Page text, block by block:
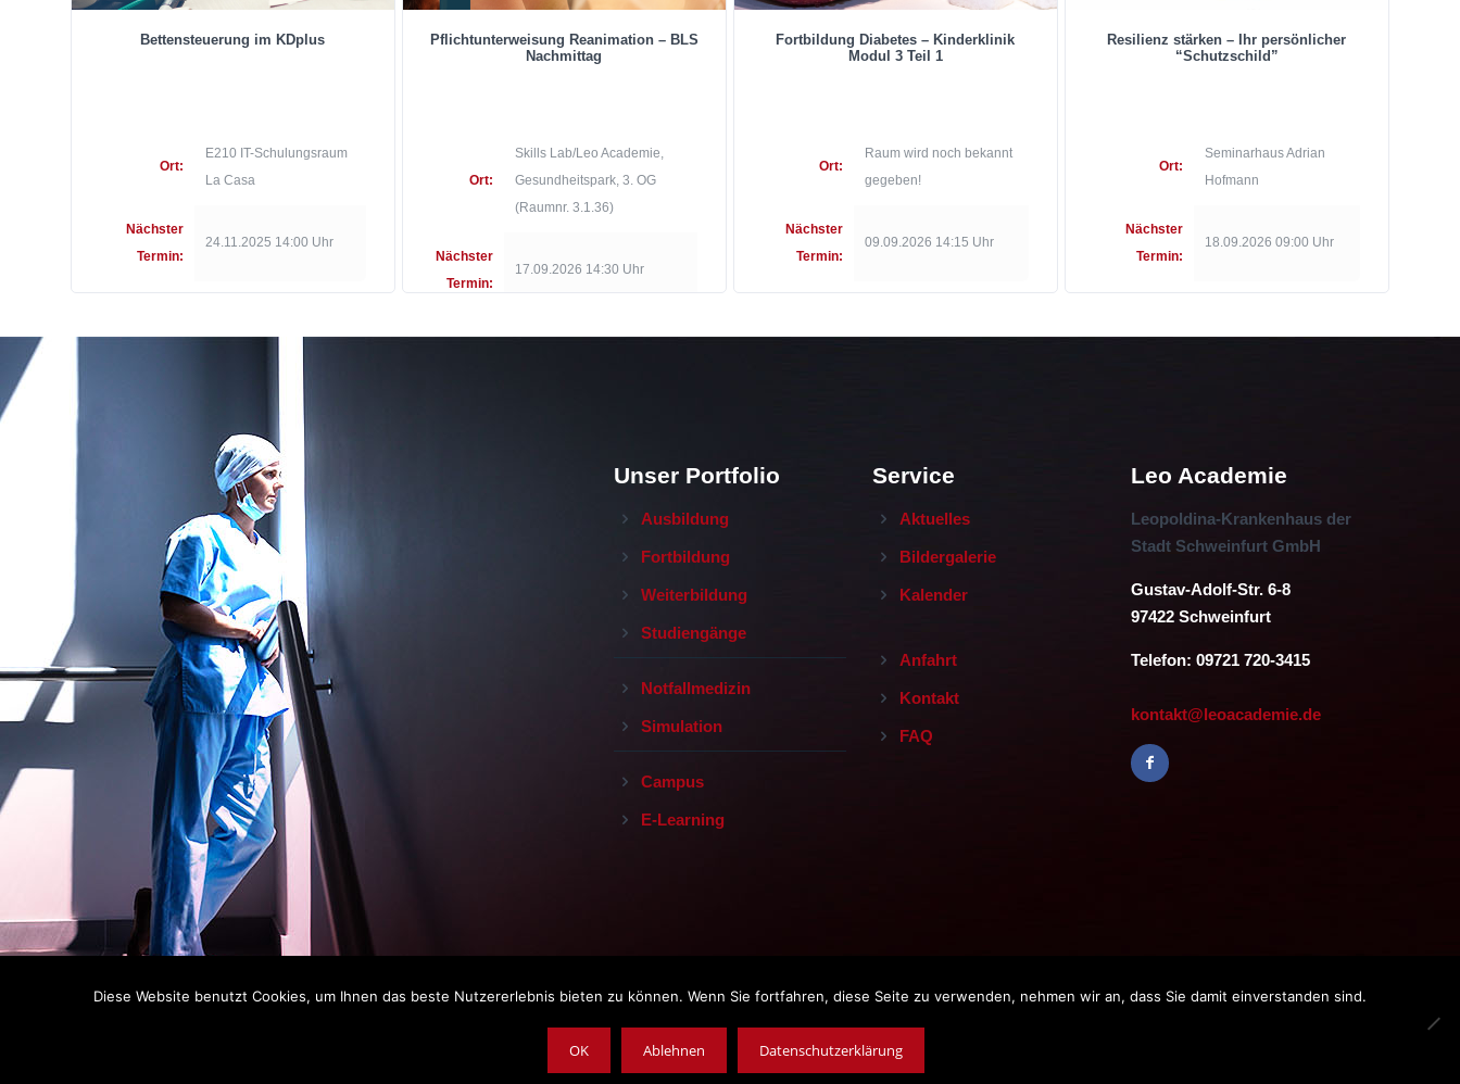
Bettensteuerung im KDplus
Ort:
E210 IT-Schulungsraum
La Casa
Nächster
Termin:
24.11.2025 14:00 Uhr
Pflichtunterweisung Reanimation – BLS
Nachmittag
Ort:
Skills Lab/Leo Academie,
Gesundheitspark, 3. OG
(Raumnr. 3.1.36)
Nächster
Termin:
17.09.2026 14:30 Uhr
Fortbildung Diabetes – Kinderklinik
Modul 3 Teil 1
Ort:
Raum wird noch bekannt
gegeben!
Nächster
Termin:
09.09.2026 14:15 Uhr
Resilienz stärken – Ihr persönlicher
“Schutzschild”
Ort:
Seminarhaus Adrian
Hofmann
Nächster
Termin:
18.09.2026 09:00 Uhr
Unser Portfolio
Ausbildung
Fortbildung
Weiterbildung
Studiengänge
Notfallmedizin
Simulation
Campus
E-Learning
Service
Aktuelles
Bildergalerie
Kalender
Anfahrt
Kontakt
FAQ
Leo Academie
Leopoldina-Krankenhaus der
Stadt Schweinfurt GmbH
Gustav-Adolf-Str. 6-8
97422 Schweinfurt
Telefon: 09721 720-3415
kontakt@leoacademie.de
Copyright © 2019, Leopoldina-Krankenhaus der Stadt Schweinfurt GmbH
Diese Website benutzt Cookies, um Ihnen das beste Nutzererlebnis bieten zu können. Wenn Sie fortfahren, diese Seite zu verwenden, nehmen wir an, dass Sie damit einverstanden sind.
OK Ablehnen Datenschutzerklärung